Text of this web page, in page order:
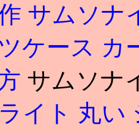
サムソナ
ケース カ
サムソナ
イト 丸い